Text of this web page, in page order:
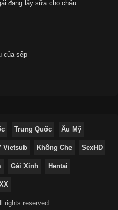
đang lấy sữa cho cháu
của sếp
Trung Quốc Âu Mỹ
Vietsub Không Che SexHD
Gái Xinh Hentai
rights reserved.